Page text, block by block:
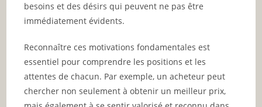
besoins et des désirs qui peuvent ne pas être
immédiatement évidents.
Reconnaître ces motivations fondamentales est
essentiel pour comprendre les positions et les
attentes de chacun. Par exemple, un acheteur peut
chercher non seulement à obtenir un meilleur prix,